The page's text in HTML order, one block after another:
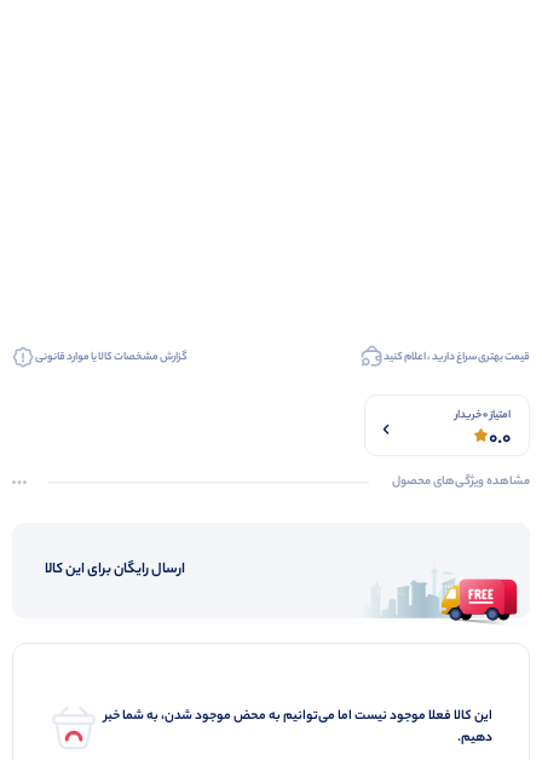
قیمت بهتری سراغ دارید ، اعلام کنید گزارش مشخصات کالا یا موارد قانونی
امتیاز 0 خریدار
0.0
مشاهده ویژگی‌های محصول
ارسال رایگان برای این کالا
این کالا فعلا موجود نیست اما می‌توانیم به محض موجود شدن، به شما خبر
دهیم.